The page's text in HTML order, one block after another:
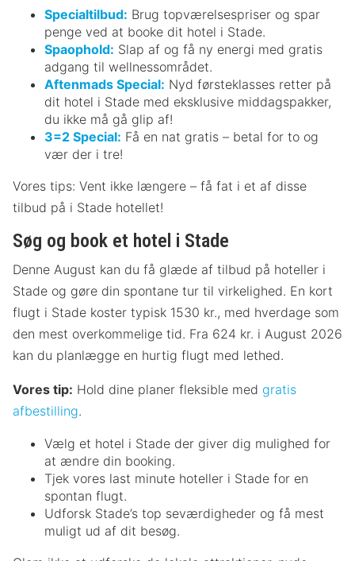
Specialtilbud: Brug topværelsespriser og spar
penge ved at booke dit hotel i Stade.
Spaophold: Slap af og få ny energi med gratis
adgang til wellnessområdet.
Aftenmads Special: Nyd førsteklasses retter på
dit hotel i Stade med eksklusive middagspakker,
du ikke må gå glip af!
3=2 Special: Få en nat gratis – betal for to og
vær der i tre!
Vores tips: Vent ikke længere – få fat i et af disse
tilbud på i Stade hotellet!
Søg og book et hotel i Stade
Denne August kan du få glæde af tilbud på hoteller i
Stade og gøre din spontane tur til virkelighed. En kort
flugt i Stade koster typisk 1530 kr., med hverdage som
den mest overkommelige tid. Fra 624 kr. i August 2026
kan du planlægge en hurtig flugt med lethed.
Vores tip: Hold dine planer fleksible med gratis
afbestilling.
Vælg et hotel i Stade der giver dig mulighed for
at ændre din booking.
Tjek vores last minute hoteller i Stade for en
spontan flugt.
Udforsk Stade’s top seværdigheder og få mest
muligt ud af dit besøg.